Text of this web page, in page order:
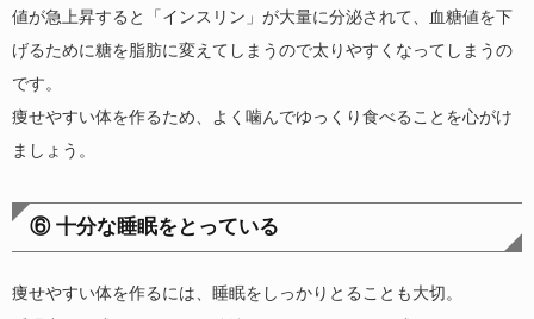
値が急上昇すると「インスリン」が大量に分泌されて、血糖値を下
げるために糖を脂肪に変えてしまうので太りやすくなってしまうの
です。
痩せやすい体を作るため、よく噛んでゆっくり食べることを心がけ
ましょう。
⑥ 十分な睡眠をとっている
痩せやすい体を作るには、睡眠をしっかりとることも大切。